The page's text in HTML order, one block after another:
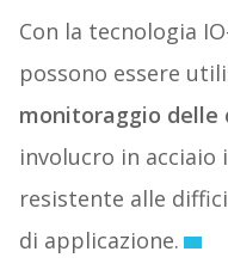
Con la tecnologia
possono essere
monitoraggio delle
involucro in acciaio
resistente alle
di applicazione.